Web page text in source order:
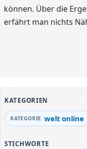
können. Über die
erfährt man nichts
KATEGORIEN
welt online
STICHWORTE